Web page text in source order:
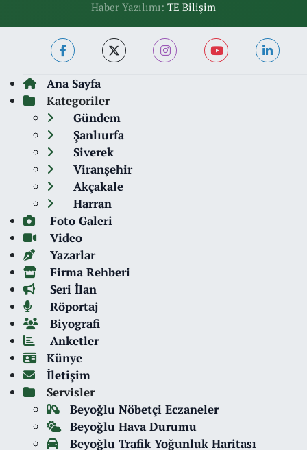
Haber Yazılımı: TE Bilişim
Ana Sayfa
Kategoriler
Gündem
Şanlıurfa
Siverek
Viranşehir
Akçakale
Harran
Foto Galeri
Video
Yazarlar
Firma Rehberi
Seri İlan
Röportaj
Biyografi
Anketler
Künye
İletişim
Servisler
Beyoğlu Nöbetçi Eczaneler
Beyoğlu Hava Durumu
Beyoğlu Trafik Yoğunluk Haritası